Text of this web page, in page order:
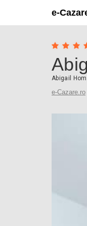
e-
Abigail
e-Cazare.ro